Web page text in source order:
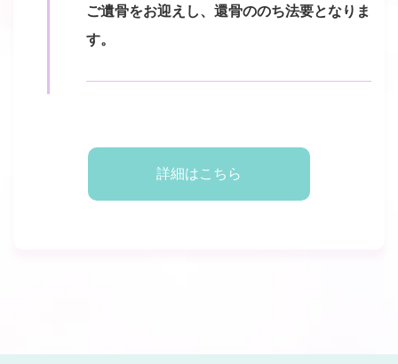
ご遺骨をお迎えし、還骨ののち法要となりま
す。
詳細はこちら